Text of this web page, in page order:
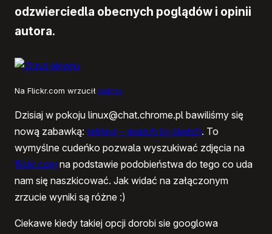
odzwierciedla obecnych poglądów i opinii
autora.
Na Flickr.com wrzucił patrys
Dzisiaj w pokoju linux@chat.chrome.pl bawiliśmy się
nową zabawką: retrievr – search by sketch. To
wymyślne cudeńko pozwala wyszukiwać zdjęcia na
flickr.com na podstawie podobieństwa do tego co uda
nam się naszkicować. Jak widać na załączonym
zrzucie wyniki są różne :)
Ciekawe kiedy takiej opcji dorobi sie googlowa